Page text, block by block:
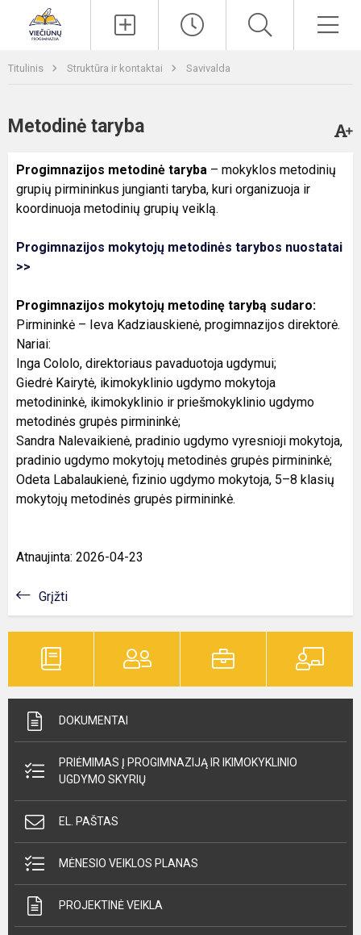
Titulinis Struktūra ir kontaktai Savivalda
Metodinė taryba
Progimnazijos metodinė taryba – mokyklos metodinių
grupių pirmininkus jungianti taryba, kuri organizuoja ir
koordinuoja metodinių grupių veiklą.
Progimnazijos mokytojų metodinės tarybos nuostatai
>>
Progimnazijos mokytojų metodinę tarybą sudaro:
Pirmininkė – Ieva Kadziauskienė, progimnazijos direktorė.
Nariai:
Inga Cololo, direktoriaus pavaduotoja ugdymui;
Giedrė Kairytė, ikimokyklinio ugdymo mokytoja
metodininkė, ikimokyklinio ir priešmokyklinio ugdymo
metodinės grupės pirmininkė;
Sandra Nalevaikienė, pradinio ugdymo vyresnioji mokytoja,
pradinio ugdymo mokytojų metodinės grupės pirmininkė;
Odeta Labalaukienė, fizinio ugdymo mokytoja, 5–8 klasių
mokytojų metodinės grupės pirmininkė.
Atnaujinta: 2026-04-23
Grįžti
DOKUMENTAI
PRIĖMIMAS Į PROGIMNAZIJĄ IR IKIMOKYKLINIO
UGDYMO SKYRIŲ
EL. PAŠTAS
MĖNESIO VEIKLOS PLANAS
PROJEKTINĖ VEIKLA